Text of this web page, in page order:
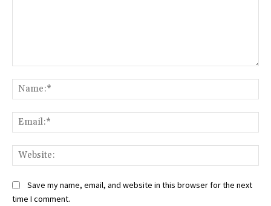
Save my name, email, and website in this browser for the next
time I comment.